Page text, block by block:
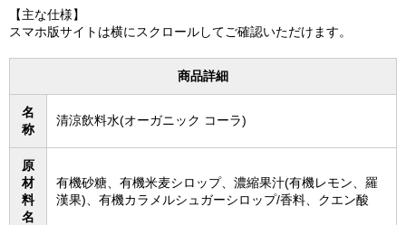
【主な仕様】
スマホ版サイトは横にスクロールしてご確認いただけます。
商品詳細
名
称
清涼飲料水(オーガニック コーラ)
原
材
料
名
有機砂糖、有機米麦シロップ、濃縮果汁(有機レモン、羅
漢果)、有機カラメルシュガーシロップ/香料、クエン酸